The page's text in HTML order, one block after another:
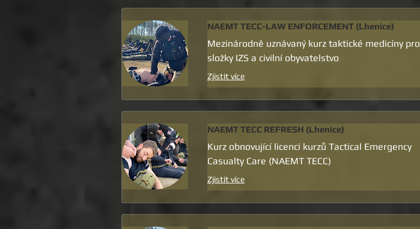
NAEMT TECC-LAW ENFORCEMENT (Lhenice)
Mezinárodně uznávaný kurz taktické medicíny pro
složky IZS a civilní obyvatelstvo
Zjistit více
NAEMT TECC REFRESH (Lhenice)
Kurz obnovující licenci kurzů Tactical Emergency
Casualty Care (NAEMT TECC)
Zjistit více